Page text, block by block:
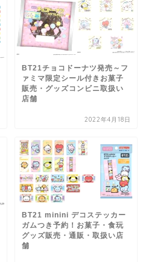
BT21チョコドーナツ発売～フ
ァミマ限定シール付きお菓子
販売・グッズコンビニ取扱い
店舗
2022年4月18日
BT21 minini デコステッカー
ガムつき予約！お菓子・食玩
グッズ販売・通販・取扱い店
舗